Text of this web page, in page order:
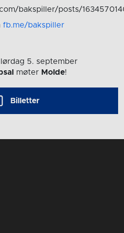
bakspiller/posts/
fb.me/bakspiller
lørdag 5. september
møter Molde!
Billetter